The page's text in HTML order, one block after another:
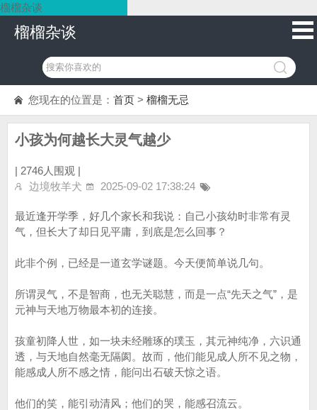
榴榴杂谈
榴榴杂谈
您现在的位置是： 首页 > 榴榴无忌
小孩为何越长大灵气越少
| 2746人围观 |
边境牧羊犬
2025-09-02 17:38:24
最近逢开学季，好几个家长和我说：自己小孩幼时非常有灵
气，但长大了却日见平庸，到底是怎么回事？
此非个例，已经是一道玄学谜题。今天便简单说几句。
所谓灵气，不是智商，也无关聪慧，而是一点“先天之气”，是
元神与天地万物最本初的连接。
孩童初降人世，如一块未经雕琢的璞玉，其元神纯净，六识通
透，与天地自然毫无隔阂。故而，他们能见成人所不见之物，
能感成人所不感之情，能问出石破天惊之语。
他们的笑，能引动清风；他们的哭，能感召流云。